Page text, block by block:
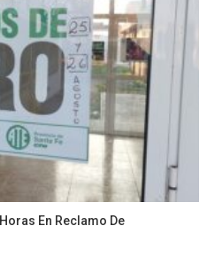
En Reclamo De